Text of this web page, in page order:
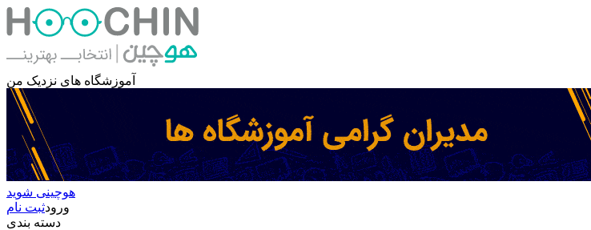
آموزشگاه های نزدیک من
هوچینی شوید
ورودثبت نام
دسته بندی